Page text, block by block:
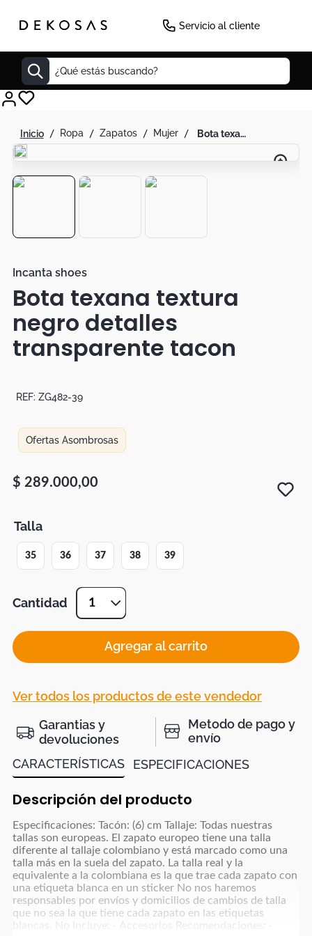
Servicio al cliente
¿Qué estás buscando?
ropa zapatos mujer bota texana textura negro detalles transparente tacon
Incanta shoes
Bota texana textura
negro detalles
transparente tacon
REF: ZG482-39
Ofertas Asombrosas
$ 289.000,00
Talla
35 36 37 38 39
Cantidad 1
Agregar al carrito
Ver todos los productos de este vendedor
Garantias y
devoluciones
Metodo de pago y
envío
CARACTERÍSTICAS
ESPECIFICACIONES
Descripción del producto
Especificaciones: Tacón: (6) cm Tallaje: Todas nuestras
tallas son europeas. El zapato europeo tiene una talla
diferente al tallaje colombiano y está marcado como una
talla más en la suela del zapato. La talla real y la
equivalente a la colombiana es la que trae cada zapato con
una etiqueta blanca en un sticker No nos haremos
responsables por envíos y domicilios de cambios de talla
que no sea la que tiene cada zapato en las etiquetas
blancas. No Incluye: - Accesorios Recomendaciones: -
Decoracion
Cuadro
Duvet
Dko